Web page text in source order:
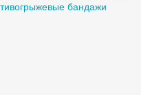
бандажи